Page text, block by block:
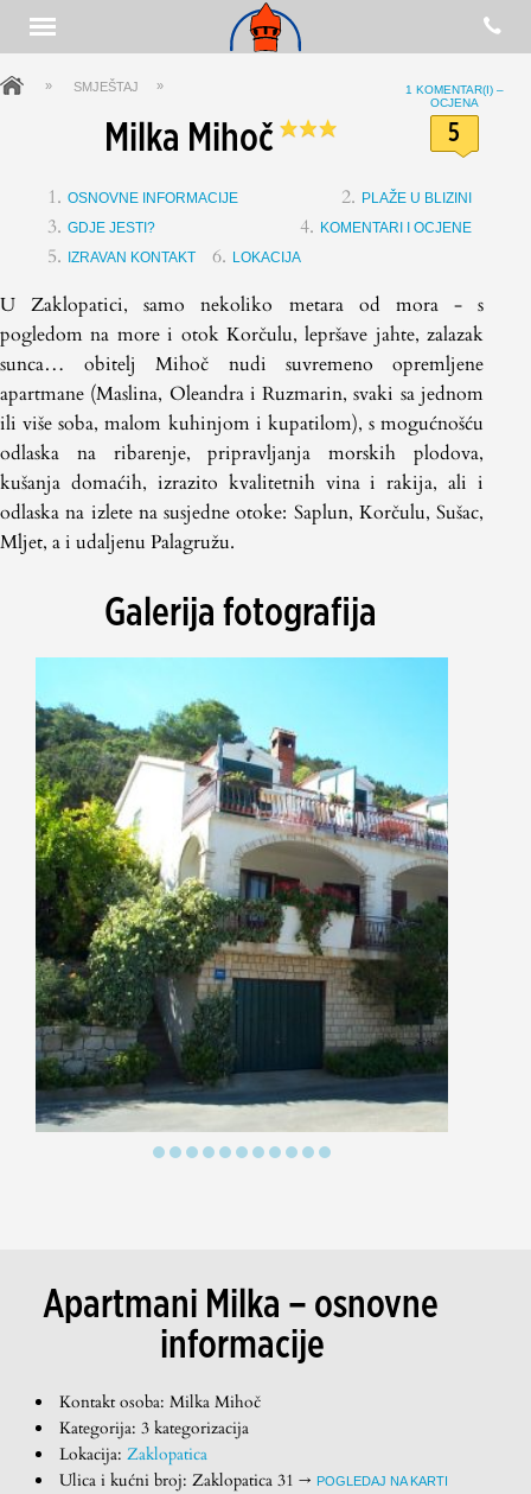
» SMJEŠTAJ » 1 KOMENTAR(I) –
OCJENA
5
Milka Mihoč
OSNOVNE INFORMACIJE
PLAŽE U BLIZINI
GDJE JESTI?
KOMENTARI I OCJENE
IZRAVAN KONTAKT
LOKACIJA
U Zaklopatici, samo nekoliko metara od mora - s
pogledom na more i otok Korčulu, lepršave jahte, zalazak
sunca… obitelj Mihoč nudi suvremeno opremljene
apartmane (Maslina, Oleandra i Ruzmarin, svaki sa jednom
ili više soba, malom kuhinjom i kupatilom), s mogućnošću
odlaska na ribarenje, pripravljanja morskih plodova,
kušanja domaćih, izrazito kvalitetnih vina i rakija, ali i
odlaska na izlete na susjedne otoke: Saplun, Korčulu, Sušac,
Mljet, a i udaljenu Palagružu.
Galerija fotografija
Apartmani Milka – osnovne
informacije
Kontakt osoba: Milka Mihoč
Kategorija: 3 kategorizacija
Lokacija: Zaklopatica
Ulica i kućni broj: Zaklopatica 31 → POGLEDAJ NA KARTI